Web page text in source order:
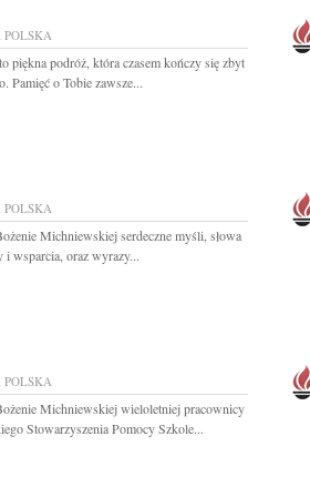
POLSKA
piękna podróż, która czasem kończy się zbyt
Pamięć o Tobie zawsze...
POLSKA
Michniewskiej serdeczne myśli, słowa
i wsparcia, oraz wyrazy...
POLSKA
Michniewskiej wieloletniej pracownicy
Stowarzyszenia Pomocy Szkole...